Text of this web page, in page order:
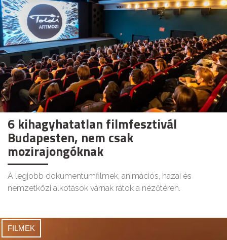
6 kihagyhatatlan filmfesztivál
Budapesten, nem csak
mozirajongóknak
A legjobb dokumentumfilmek, animációs, hazai és
nemzetközi alkotások várnak rátok a nézőtéren.
FILMEK